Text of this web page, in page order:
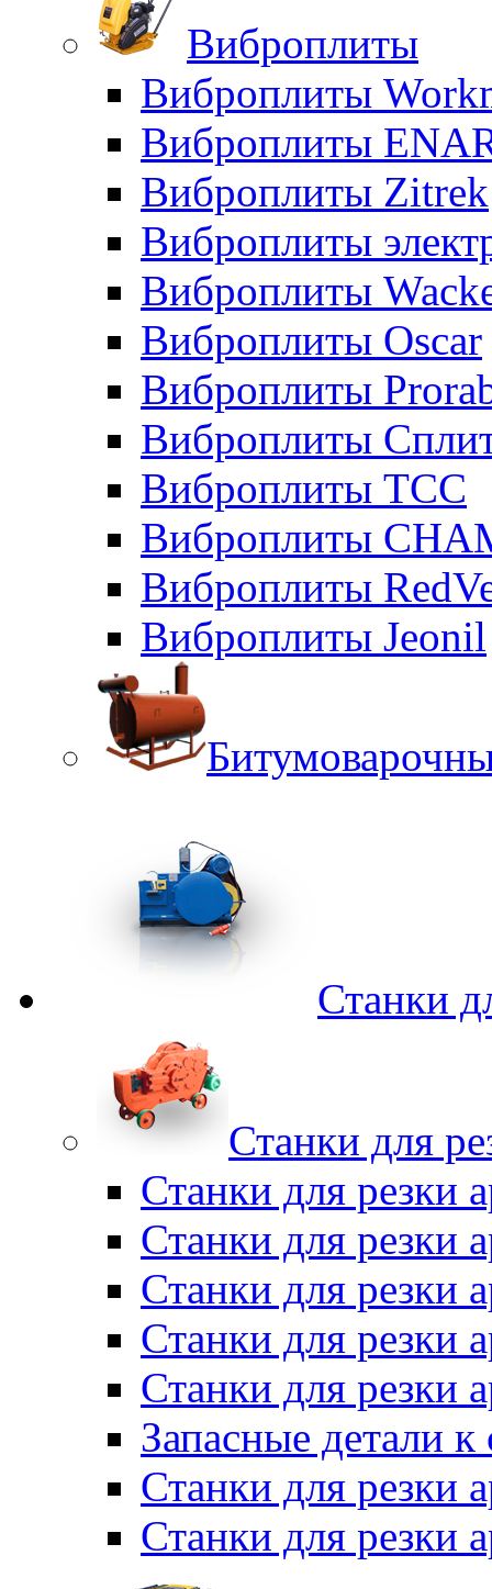
Виброплиты
Виброплиты
Виброплиты
Виброплиты Zitrek
Виброплиты
Виброплиты
Виброплиты Oscar
Виброплиты
Виброплиты
Виброплиты ТСС
Виброплиты
Виброплиты
Виброплиты Jeonil
Станки
Станки для
Станки для резки
Станки для резки
Станки для резки
Станки для резки
Станки для резки
Запасные детали к
Станки для резки
Станки для резки